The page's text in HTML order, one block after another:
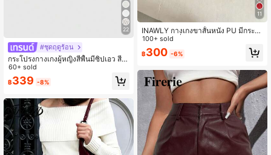
22
#ชุดฤดูร้อน
กระโปรงกางเกงผู้หญิงสีพื้นมีซิปเอว สีข
าว ฤดูร้อน ลำลองใส่ทุกวัน
60+ sold
฿339 -8%
11
INAWLY กางเกงขาสั้นหนัง PU มีกระเป๋
าผู้หญิง แฟชั่นหลากหลาย ใส่ได้ทุกโอก
าส
100+ sold
฿300 -6%